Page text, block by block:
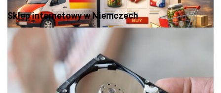
Sklep internetowy w Niemczech